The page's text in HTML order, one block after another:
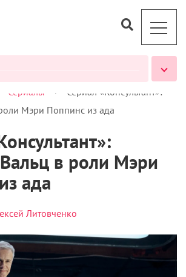
Сериалы >
Сериал «Консультант»:
Мэри Поппинс из ада
в роли Мэри
ада
Литовченко